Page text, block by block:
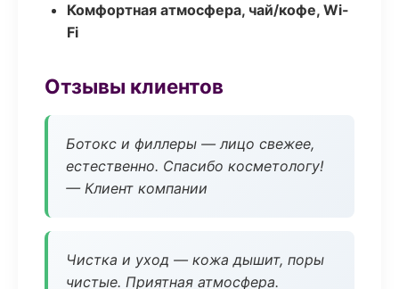
Комфортная атмосфера, чай/кофе, Wi-
Fi
Отзывы клиентов
Ботокс и филлеры — лицо свежее,
естественно. Спасибо косметологу!
— Клиент компании
Чистка и уход — кожа дышит, поры
чистые. Приятная атмосфера.